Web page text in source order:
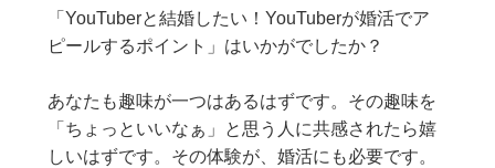
「YouTuberと結婚したい！YouTuberが婚活でア
ピールするポイント」はいかがでしたか？
あなたも趣味が一つはあるはずです。その趣味を
「ちょっといいなぁ」と思う人に共感されたら嬉
しいはずです。その体験が、婚活にも必要です。